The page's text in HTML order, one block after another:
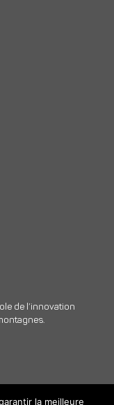
de l’innovation
la meilleure